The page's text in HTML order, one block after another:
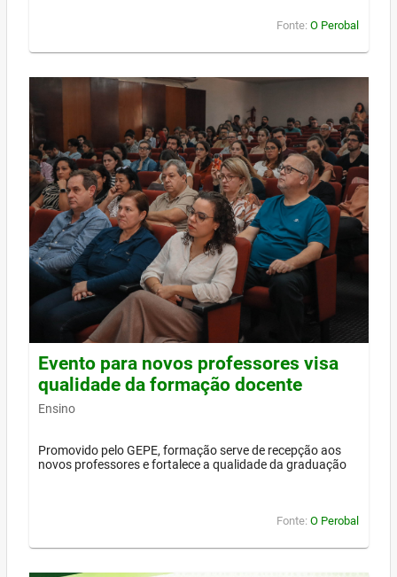
Fonte: O Perobal
Evento para novos professores visa
qualidade da formação docente
Ensino
Promovido pelo GEPE, formação serve de recepção aos
novos professores e fortalece a qualidade da graduação
Fonte: O Perobal